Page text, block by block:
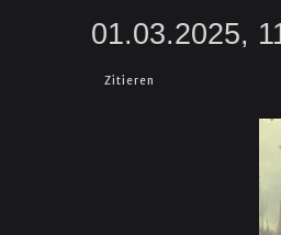
01.03.2025,
Zitieren